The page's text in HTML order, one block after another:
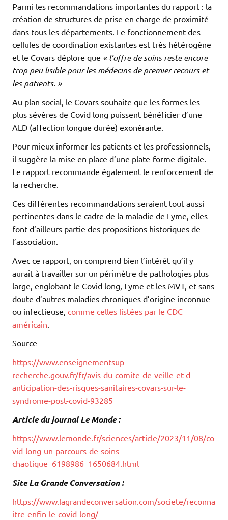
Parmi les recommandations importantes du rapport : la
création de structures de prise en charge de proximité
dans tous les départements. Le fonctionnement des
cellules de coordination existantes est très hétérogène
et le Covars déplore que « l’offre de soins reste encore
trop peu lisible pour les médecins de premier recours et
les patients. »
Au plan social, le Covars souhaite que les formes les
plus sévères de Covid long puissent bénéficier d’une
ALD (affection longue durée) exonérante.
Pour mieux informer les patients et les professionnels,
il suggère la mise en place d’une plate-forme digitale.
Le rapport recommande également le renforcement de
la recherche.
Ces différentes recommandations seraient tout aussi
pertinentes dans le cadre de la maladie de Lyme, elles
font d’ailleurs partie des propositions historiques de
l’association.
Avec ce rapport, on comprend bien l’intérêt qu’il y
aurait à travailler sur un périmètre de pathologies plus
large, englobant le Covid long, Lyme et les MVT, et sans
doute d’autres maladies chroniques d’origine inconnue
ou infectieuse, comme celles listées par le CDC
américain
Source
https://www.enseignementsup-
recherche.gouv.fr/fr/avis-du-comite-de-veille-et-d-
anticipation-des-risques-sanitaires-covars-sur-le-
syndrome-post-covid-93285
Article du journal Le Monde :
https://www.lemonde.fr/sciences/article/2023/11/08/co
vid-long-un-parcours-de-soins-
chaotique_6198986_1650684.html
Site La Grande Conversation :
https://www.lagrandeconversation.com/societe/reconna
itre-enfin-le-covid-long/